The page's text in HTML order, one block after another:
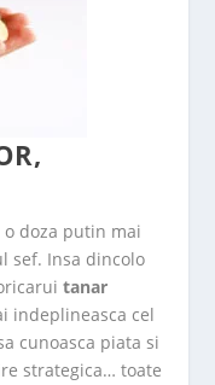
doza putin mai
sef. Insa dincolo
tanar
indeplineasca cel
cunoasca piata si
strategica… toate